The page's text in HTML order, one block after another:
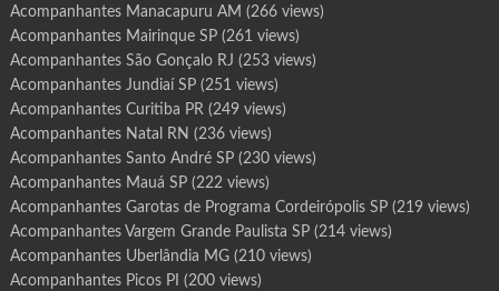
a
i
u
S
P
Acompanhantes Manacapuru AM (266 views)
Acompanhantes Mairinque SP(261 views)
Acompanhantes São Gonçalo RJ (253 views)
Acompanhantes Jundiaí SP(251 views)
Acompanhantes Curitiba PR(249 views)
Acompanhantes Natal RN (236 views)
Acompanhantes Santo André SP(230 views)
Acompanhantes Mauá SP(222 views)
Acompanhantes Garotas de Programa Cordeirópolis SP(219 views)
Acompanhantes Vargem Grande Paulista SP(214 views)
Acompanhantes Uberlândia MG(210 views)
Acompanhantes Picos PI (200 views)